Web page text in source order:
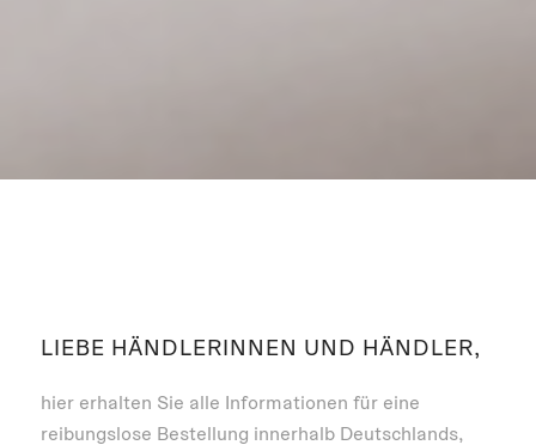
LIEBE HÄNDLERINNEN UND HÄNDLER,
hier erhalten Sie alle Informationen für eine
reibungslose Bestellung innerhalb Deutschlands,